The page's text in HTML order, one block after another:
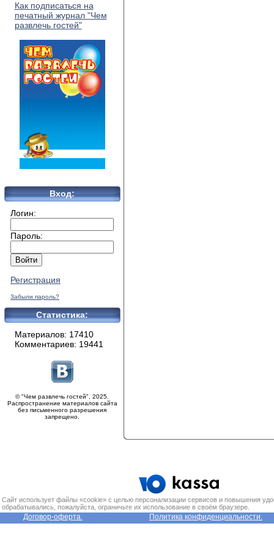
Как подписаться на
печатный журнал "Чем
развлечь гостей"
Вход:
Логин:
Пароль:
Регистрация
Забыли пароль?
Статистика:
Материалов: 17410
Комментариев: 19441
© "Чем развлечь гостей", 2025.
Распространение материалов сайта
без письменного разрешения
запрещено.
Сайт использует файлы «cookie» с целью персонализации сервисов и повышения
обрабатывались, пожалуйста, ограничьте их использование в своём браузере.
Договор-оферта. Политика конфиденциальности.